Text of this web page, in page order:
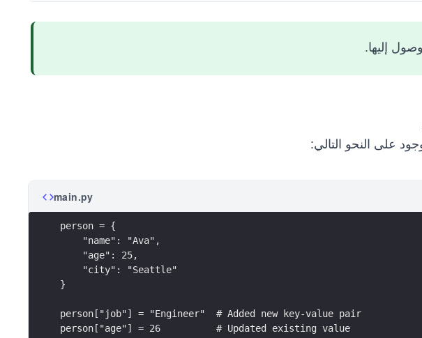
إليها.
على النحو التالي:
main.py
person = {
    "name": "Ava",
    "age": 25,
    "city": "Seattle"
}
person["job"] = "Engineer"  # Added new key-value pair
person["age"] = 26          # Updated existing value